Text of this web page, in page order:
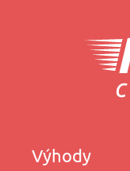
Výhody